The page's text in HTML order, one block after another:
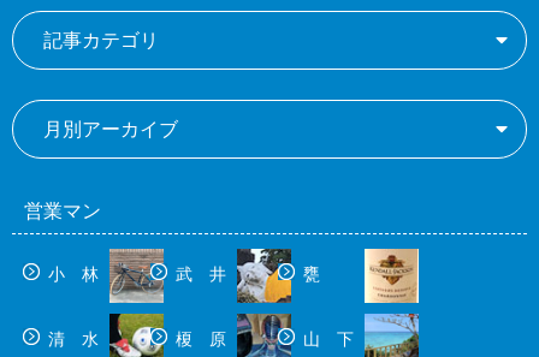
記事カテゴリ
月別アーカイブ
営業マン
小 林 武 井 甕
清 水 榎 原 山 下